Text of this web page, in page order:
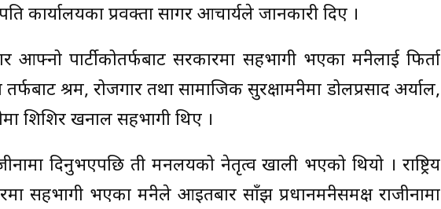
कार्यालयका प्रवक्ता सागर आचार्यले जानकारी दिए ।
आफ्नो पार्टीकोतर्फबाट सरकारमा सहभागी भएका मन्त्रीलाई फिर्ता
श्रम, रोजगार तथा सामाजिक सुरक्षामन्त्रीमा डोलप्रसाद अर्याल,
शिशिर खनाल सहभागी थिए ।
दिनुभएपछि ती मन्त्रालयको नेतृत्व खाली भएको थियो । राष्ट्रिय
सहभागी भएका मन्त्रीले आइतबार साँझ प्रधानमन्त्रीसमक्ष राजीनामा